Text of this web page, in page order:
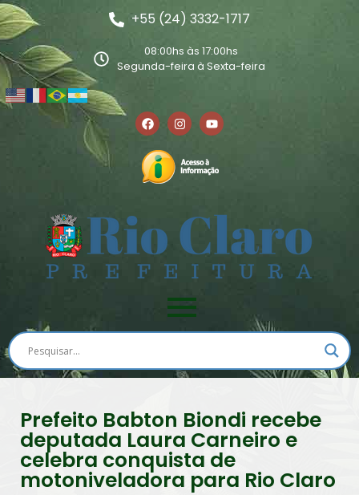
+55 (24) 3332-1717
08:00hs às 17:00hs
Segunda-feira à Sexta-feira
Prefeito Babton Biondi recebe
deputada Laura Carneiro e
celebra conquista de
motoniveladora para Rio Claro